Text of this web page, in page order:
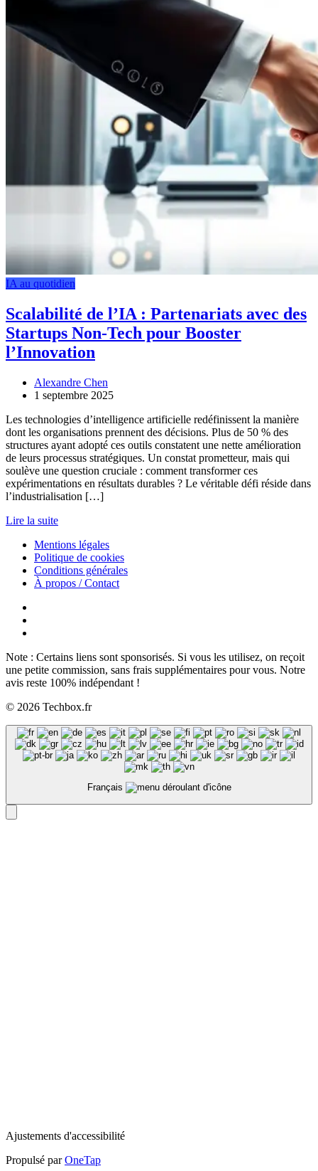
IA au quotidien
Scalabilité de l’IA : Partenariats avec des
Startups Non-Tech pour Booster
l’Innovation
Alexandre Chen
1 septembre 2025
Les technologies d’intelligence artificielle redéfinissent la manière
dont les organisations prennent des décisions. Plus de 50 % des
structures ayant adopté ces outils constatent une nette amélioration
de leurs processus stratégiques. Un constat prometteur, mais qui
soulève une question cruciale : comment transformer ces
expérimentations en résultats durables ? Le véritable défi réside dans
l’industrialisation […]
Lire la suite
Mentions légales
Politique de cookies
Conditions générales
À propos / Contact
Note : Certains liens sont sponsorisés. Si vous les utilisez, on reçoit
une petite commission, sans frais supplémentaires pour vous. Notre
avis reste 100% indépendant !
© 2026 Techbox.fr
Français
Ajustements d'accessibilité
Propulsé parOneTap